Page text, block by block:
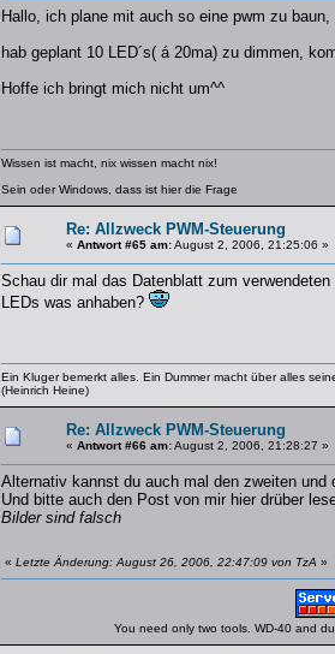
Hallo, ich plane mit auch so eine pwm zu
hab geplant 10 LED´s( á 20ma) zu dimmen,
Hoffe ich bringt mich nicht um^^
Wissen ist macht, nix wissen macht nix!
Sein oder Windows, dass ist hier die Frage
Re: Allzweck PWM-Steuerung
« Antwort #65 am:August 2, 2006, 21:25:06 »
Schau dir mal das Datenblatt zum
LEDs was anhaben?
Ein Kluger bemerkt alles. Ein Dummer macht über alles
(Heinrich Heine)
Re: Allzweck PWM-Steuerung
« Antwort #66 am:August 2, 2006, 21:28:27 »
Alternativ kannst du auch mal den zweiten
Und bitte auch den Post von mir hier drüber
Bilder sind falsch
« Letzte Änderung: August 26, 2006, 22:47:09 von TzA »
You need only two tools. WD-40 and